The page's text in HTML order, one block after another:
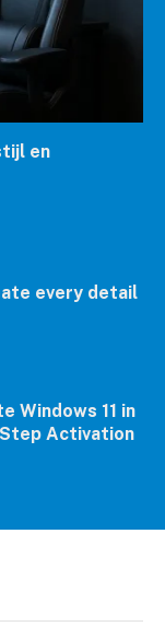
en
every detail
Windows 11 in
Activation